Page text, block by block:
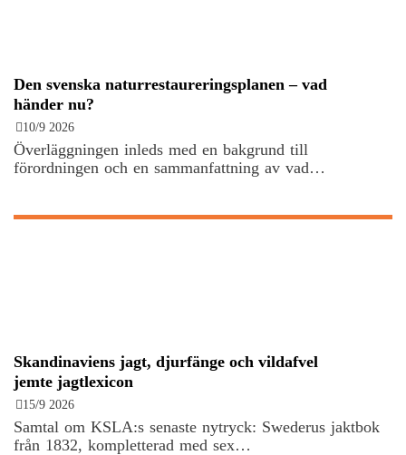
Den svenska naturrestaureringsplanen – vad
händer nu?
10/9 2026
Överläggningen inleds med en bakgrund till
förordningen och en sammanfattning av vad…
Skandinaviens jagt, djurfänge och vildafvel
jemte jagtlexicon
15/9 2026
Samtal om KSLA:s senaste nytryck: Swederus jaktbok
från 1832, kompletterad med sex…